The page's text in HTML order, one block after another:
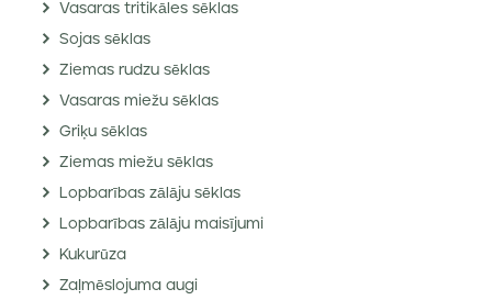
Vasaras tritikāles sēklas
Sojas sēklas
Ziemas rudzu sēklas
Vasaras miežu sēklas
Griķu sēklas
Ziemas miežu sēklas
Lopbarības zālāju sēklas
Lopbarības zālāju maisījumi
Kukurūza
Zaļmēslojuma augi